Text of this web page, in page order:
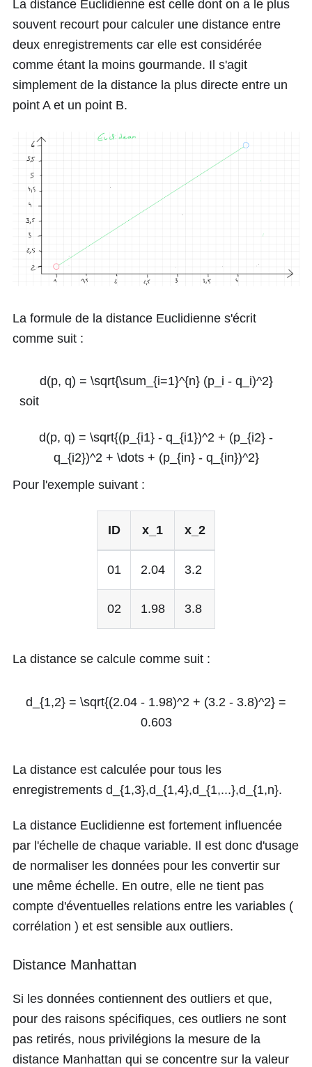
La distance Euclidienne est celle dont on a le plus
souvent recourt pour calculer une distance entre
deux enregistrements car elle est considérée
comme étant la moins gourmande. Il s'agit
simplement de la distance la plus directe entre un
point A et un point B.
La formule de la distance Euclidienne s'écrit
comme suit :
d(p, q) = \sqrt{\sum_{i=1}^{n} (p_i - q_i)^2}
soit
d(p, q) = \sqrt{(p_{i1} - q_{i1})^2 + (p_{i2} -
q_{i2})^2 + \dots + (p_{in} - q_{in})^2}
Pour l'exemple suivant :
ID x_1 x_2
01 2.04 3.2
02 1.98 3.8
La distance se calcule comme suit :
d_{1,2} = \sqrt{(2.04 - 1.98)^2 + (3.2 - 3.8)^2} =
0.603
La distance est calculée pour tous les
enregistrements d_{1,3},d_{1,4},d_{1,...},d_{1,n}.
La distance Euclidienne est fortement influencée
par l'échelle de chaque variable. Il est donc d'usage
de normaliser les données pour les convertir sur
une même échelle. En outre, elle ne tient pas
compte d'éventuelles relations entre les variables (
corrélation ) et est sensible aux outliers.
Distance Manhattan
Si les données contiennent des outliers et que,
pour des raisons spécifiques, ces outliers ne sont
pas retirés, nous privilégions la mesure de la
distance Manhattan qui se concentre sur la valeur